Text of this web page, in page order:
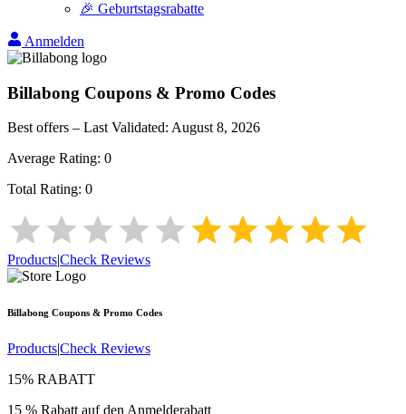
🎉 Geburtstagsrabatte
Anmelden
Billabong Coupons & Promo Codes
Best offers – Last Validated: August 8, 2026
Average Rating: 0
Total Rating: 0
Products|Check Reviews
Billabong Coupons & Promo Codes
Products|Check Reviews
15% RABATT
15 % Rabatt auf den Anmelderabatt